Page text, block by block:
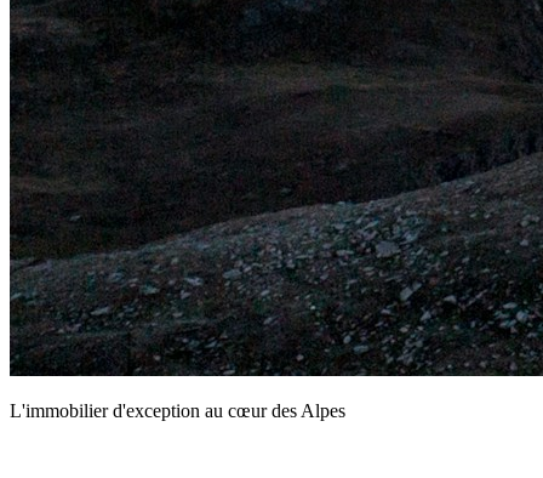
L'immobilier d'exception au cœur des Alpes